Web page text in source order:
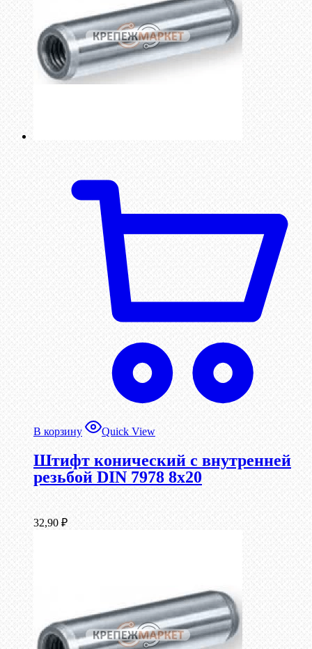
В корзину Quick View
Штифт конический с внутренней
резьбой DIN 7978 8х20
32,90 ₽